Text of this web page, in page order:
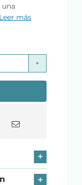
una
Leer más
128GB/11"